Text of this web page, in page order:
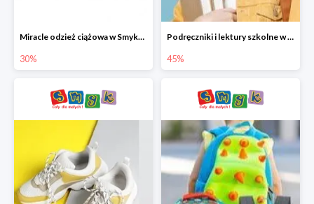
Miracle odzież ciążowa w Smyku co -30%
30%
Podręczniki i lektury szkolne w Smyku do -45%
45%